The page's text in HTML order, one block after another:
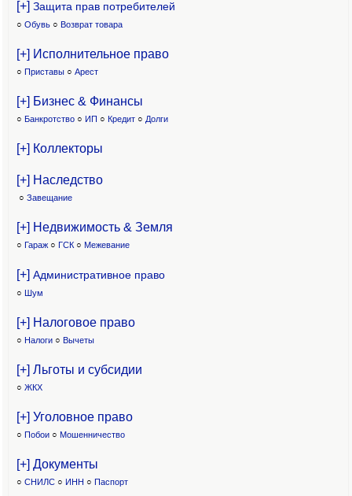
[+] Защита прав потребителей
○ Обувь ○ Возврат товара
[+] Исполнительное право
○ Приставы ○ Арест
[+] Бизнес & Финансы
○ Банкротство ○ ИП ○ Кредит ○ Долги
[+] Коллекторы
[+] Наследство
○ Завещание
[+] Недвижимость & Земля
○ Гараж ○ ГСК ○ Межевание
[+] Административное право
○ Шум
[+] Налоговое право
○ Налоги ○ Вычеты
[+] Льготы и субсидии
○ ЖКХ
[+] Уголовное право
○ Побои ○ Мошенничество
[+] Документы
○ СНИЛС ○ ИНН ○ Паспорт